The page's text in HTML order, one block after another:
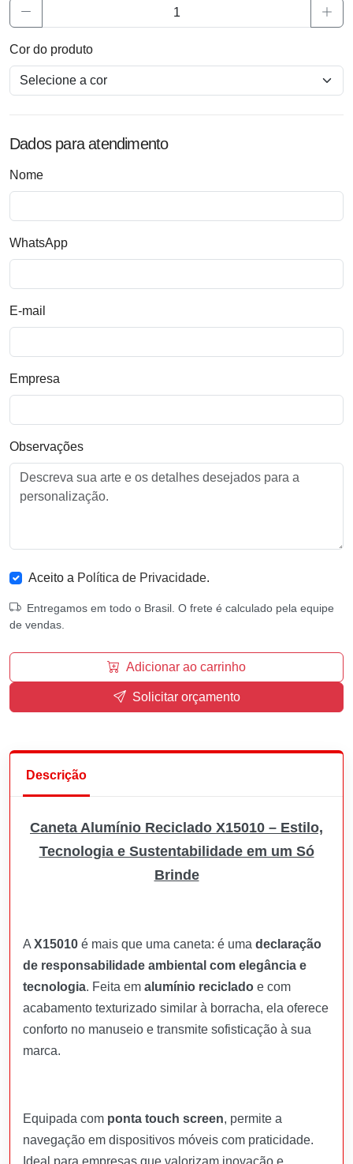
Cor do produto
Dados para atendimento
Nome
WhatsApp
E-mail
Empresa
Observações
Aceito a Política de Privacidade.
Entregamos em todo o Brasil. O frete é calculado pela equipe
de vendas.
Adicionar ao carrinho
Solicitar orçamento
Descrição
Caneta Alumínio Reciclado X15010 – Estilo,
Tecnologia e Sustentabilidade em um Só
Brinde
A X15010 é mais que uma caneta: é uma declaração
de responsabilidade ambiental com elegância e
tecnologia. Feita em alumínio reciclado e com
acabamento texturizado similar à borracha, ela oferece
conforto no manuseio e transmite sofisticação à sua
marca.
Equipada com ponta touch screen, permite a
navegação em dispositivos móveis com praticidade.
Ideal para empresas que valorizam inovação e